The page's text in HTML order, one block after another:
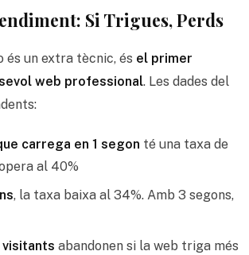
Si Trigues, Perds
és un extra tècnic, és el primer
web professional. Les dades del
carrega en 1 segon té una taxa de
al 40%
, la taxa baixa al 34%. Amb 3 segons,
visitants abandonen si la web triga més